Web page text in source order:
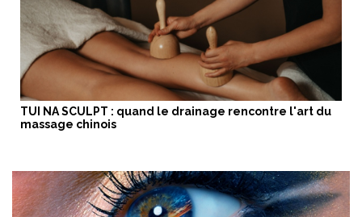
TUI NA SCULPT : quand le drainage rencontre l'art du
massage chinois